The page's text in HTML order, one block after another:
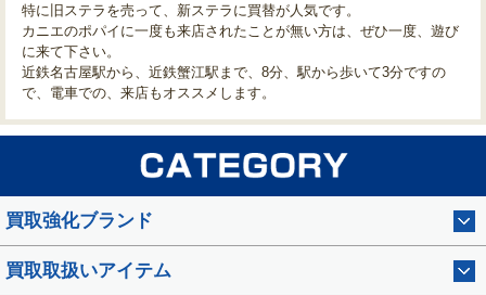
特に旧ステラを売って、新ステラに買替が人気です。
カニエのポパイに一度も来店されたことが無い方は、ぜひ一度、遊び
に来て下さい。
近鉄名古屋駅から、近鉄蟹江駅まで、8分、駅から歩いて3分ですの
で、電車での、来店もオススメします。
買取強化ブランド
買取取扱いアイテム